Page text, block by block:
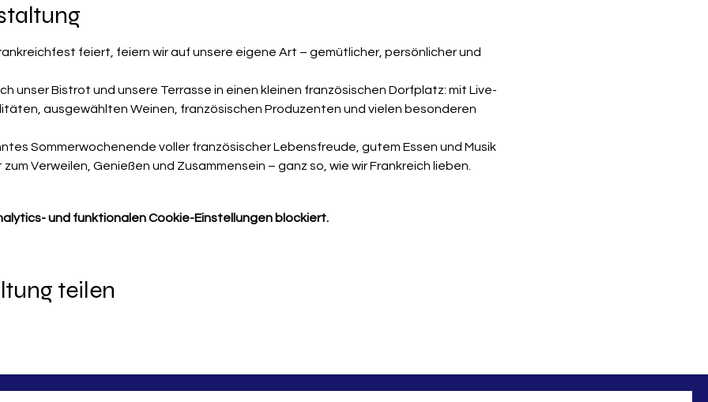
feiert, feiern wir auf unsere eigene Art – gemütlicher, persönlicher und
unser Bistrot und unsere Terrasse in einen kleinen französischen Dorfplatz: mit Live-
ausgewählten Weinen, französischen Produzenten und vielen besonderen
Sommerwochenende voller französischer Lebensfreude, gutem Essen und Musik
zum Verweilen, Genießen und Zusammensein – ganz so, wie wir Frankreich lieben.
und funktionalen Cookie-Einstellungen blockiert.
teilen